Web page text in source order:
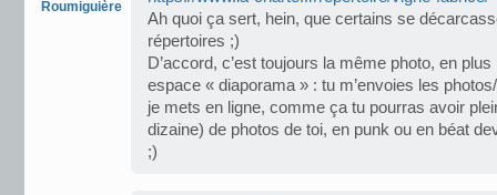
Roumiguière
Ah quoi ça sert, hein, que certains se
répertoires ;)
D’accord, c’est toujours la même photo, en
espace « diaporama » : tu m’envoies les
je mets en ligne, comme ça tu pourras avoir
dizaine) de photos de toi, en punk ou en béat
;)